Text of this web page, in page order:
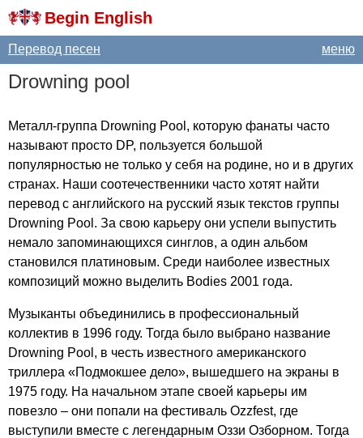
Begin English
меню
Перевод песен
Drowning pool
Металл-группа Drowning Pool , которую фанаты часто
называют просто DP, пользуется большой
популярностью не только у себя на родине, но и в других
странах. Наши соотечественники часто хотят найти
перевод с английского на русский язык текстов группы
Drowning Pool . За свою карьеру они успели выпустить
немало запоминающихся синглов, а один альбом
становился платиновым. Среди наиболее известных
композиций можно выделить Bodies 2001 года.
Музыканты объединились в профессиональный
коллектив в 1996 году. Тогда было выбрано название
Drowning Pool , в честь известного американского
триллера «Подмокшее дело», вышедшего на экраны в
1975 году. На начальном этапе своей карьеры им
повезло – они попали на фестиваль Ozzfest, где
выступили вместе с легендарным Оззи Озборном. Тогда